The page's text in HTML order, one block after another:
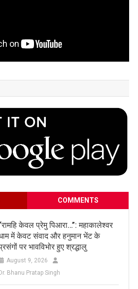
COMMENTS
केवल प्रेमु पिआरा…”: महाकालेश्वर
में केवट संवाद और हनुमान भेंट के
पर भावविभोर हुए श्रद्धालु
August 9, 2026
Dr. Bhanu Pratap Singh